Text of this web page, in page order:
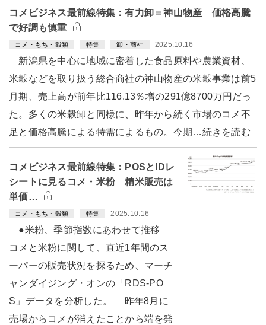
コメビジネス最前線特集：有力卸＝神山物産 価格高騰
で好調も慎重
コメ・もち・穀類 特集 卸・商社 2025.10.16
新潟県を中心に地域に密着した食品原料や農業資材、
米穀などを取り扱う総合商社の神山物産の米穀事業は前5
月期、売上高が前年比116.13％増の291億8700万円だっ
た。多くの米穀卸と同様に、昨年から続く市場のコメ不
足と価格高騰による特需によるもの。今期…続きを読む
コメビジネス最前線特集：POSとIDレ
シートに見るコメ・米粉 精米販売は
単価…
コメ・もち・穀類 特集 2025.10.16
●米粉、季節指数にあわせて推移
コメと米粉に関して、直近1年間のス
ーパーの販売状況を探るため、マーチ
ャンダイジング・オンの「RDS-PO
S」データを分析した。 昨年8月に
売場からコメが消えたことから端を発